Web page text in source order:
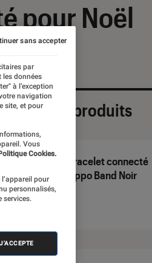
pour Noël
de produits
Bracelet connecté
Oppo Band Noir
par
les données
à l’exception
navigation
site, et pour
Vous
Cookies.
pour
personnalisés,
services.
J'ACCEPTE
sans accepter